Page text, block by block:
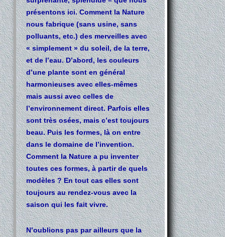
présentons ici. Comment la Nature
nous fabrique (sans usine, sans
polluants, etc.) des merveilles avec
« simplement » du soleil, de la terre,
et de l’eau. D’abord, les couleurs
d’une plante sont en général
harmonieuses avec elles-mêmes
mais aussi avec celles de
l’environnement direct. Parfois elles
sont très osées, mais c’est toujours
beau. Puis les formes, là on entre
dans le domaine de l’invention.
Comment la Nature a pu inventer
toutes ces formes, à partir de quels
modèles ? En tout cas elles sont
toujours au rendez-vous avec la
saison qui les fait vivre.
N’oublions pas par ailleurs que la